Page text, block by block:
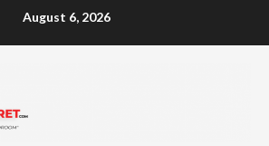
August 6, 2026